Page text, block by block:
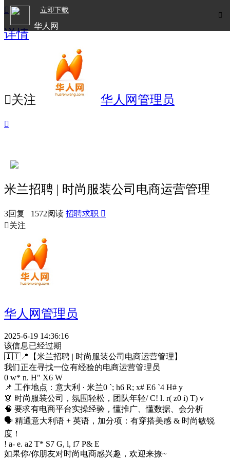

立即下载
华人网

详情
关注 华人网管理员

米兰招聘 | 时尚服装公司电商运营管理
3回复 1572阅读 招聘求职 
关注
华人网管理员
2025-6-19 14:36:16
该信息已经过期
🇮🇹📍【米兰招聘 | 时尚服装公司电商运营管理】
我们正在寻找一位有经验的电商运营管理员
0 w* n. H" X6 W
📌 工作地点：意大利 · 米兰0 `; h6 R; x# E6 `4 H# y
👗 时尚服装公司，氛围轻松，团队年轻/ C! l. r( z0 i) T) v
🧠 要求有电商平台实操经验，懂推广、懂数据、会分析
🗣 精通意大利语 + 英语，加分项：有穿搭美感 & 时尚敏锐
度！
! a- e. a2 T* S7 G, l, f7 P& E
如果你/你朋友对时尚电商感兴趣，欢迎来撩~